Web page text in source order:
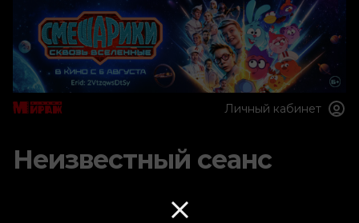
Личный кабинет
Неизвестный сеанс